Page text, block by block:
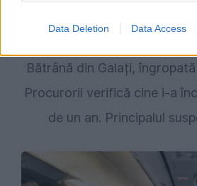
Data Deletion Data Access
Bătrână din Galați,
Procurorii verifică cine i-a
de un an. Principalul